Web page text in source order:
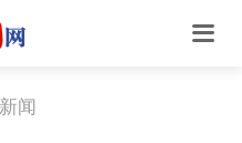
闻